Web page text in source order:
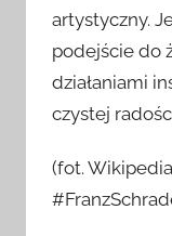
artystyczny.
podejście do
działaniami
czystej
(fot.